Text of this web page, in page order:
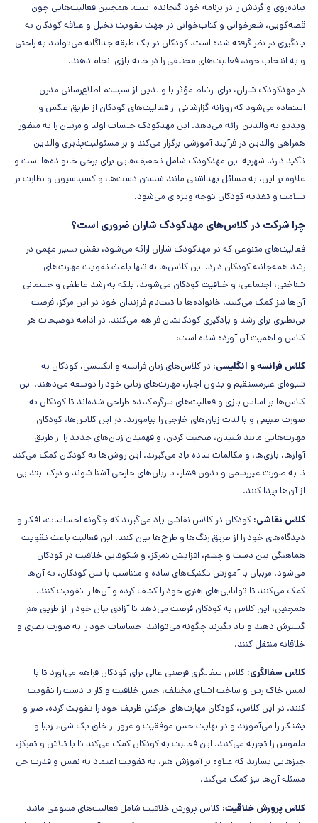
پیاده‌روی و گردش را در برنامه خود گنجانده است. همچنین فعالیت‌هایی چون
قصه‌گویی، شعرخوانی و کتاب‌خوانی در جهت تقویت تخیل و علاقه کودکان به
یادگیری در نظر گرفته شده است. کودکان در یک طبقه جداگانه می‌توانند به راحتی
و به انتخاب خود، فعالیت‌های مختلفی را در خانه بازی انجام دهند.
در مهدکودک شاران، برای ارتباط مؤثر با والدین از سیستم اطلاع‌رسانی مدرن
استفاده می‌شود که روزانه گزارشاتی از فعالیت‌های کودکان از طریق عکس و
ویدیو به والدین ارائه می‌دهد. این مهدکودک جلسات اولیا و مربیان را به منظور
همراهی والدین در فرآیند آموزشی برگزار می‌کند و بر مسئولیت‌پذیری والدین
تأکید دارد. شهریه این مهدکودک شامل تخفیف‌هایی برای برخی خانواده‌ها است و
علاوه بر این، به مسائل بهداشتی مانند شستن دست‌ها، واکسیناسیون و نظارت بر
سلامت و تغذیه کودکان توجه ویژه‌ای می‌شود.
چرا شرکت در کلاس‌های مهدکودک شاران ضروری است؟
فعالیت‌های متنوعی که در مهدکودک شاران ارائه می‌شود، نقش بسیار مهمی در
رشد همه‌جانبه کودکان دارد. این کلاس‌ها نه تنها باعث تقویت مهارت‌های
شناختی، اجتماعی، و خلاقیت کودکان می‌شوند، بلکه به رشد عاطفی و جسمانی
آن‌ها نیز کمک می‌کنند. خانواده‌ها با ثبت‌نام فرزندان خود در این مرکز، فرصت
بی‌نظیری برای رشد و یادگیری کودکانشان فراهم می‌کنند. در ادامه توضیحات هر
کلاس و اهمیت آن آورده شده است:
کلاس فرانسه و انگلیسی: در کلاس‌های زبان فرانسه و انگلیسی، کودکان به
شیوه‌ای غیرمستقیم و بدون اجبار، مهارت‌های زبانی خود را توسعه می‌دهند. این
کلاس‌ها بر اساس بازی و فعالیت‌های سرگرم‌کننده طراحی شده‌اند تا کودکان به
صورت طبیعی و با لذت زبان‌های خارجی را بیاموزند. در این کلاس‌ها، کودکان
مهارت‌هایی مانند شنیدن، صحبت کردن، و فهمیدن زبان‌های جدید را از طریق
آوازها، بازی‌ها، و مکالمات ساده یاد می‌گیرند. این روش‌ها به کودکان کمک می‌کند
تا به صورت غیررسمی و بدون فشار، با زبان‌های خارجی آشنا شوند و درک ابتدایی
از آن‌ها پیدا کنند.
کلاس نقاشی: کودکان در کلاس نقاشی یاد می‌گیرند که چگونه احساسات، افکار و
دیدگاه‌های خود را از طریق رنگ‌ها و طرح‌ها بیان کنند. این فعالیت باعث تقویت
هماهنگی بین دست و چشم، افزایش تمرکز، و شکوفایی خلاقیت در کودکان
می‌شود. مربیان با آموزش تکنیک‌های ساده و متناسب با سن کودکان، به آن‌ها
کمک می‌کنند تا توانایی‌های هنری خود را کشف کرده و آن‌ها را تقویت کنند.
همچنین، این کلاس به کودکان فرصت می‌دهد تا آزادی بیان خود را از طریق هنر
گسترش دهند و یاد بگیرند چگونه می‌توانند احساسات خود را به صورت بصری و
خلاقانه منتقل کنند.
کلاس سفالگری: کلاس سفالگری فرصتی عالی برای کودکان فراهم می‌آورد تا با
لمس خاک رس و ساخت اشیای مختلف، حس خلاقیت و کار با دست را تقویت
کنند. در این کلاس، کودکان مهارت‌های حرکتی ظریف خود را تقویت کرده، صبر و
پشتکار را می‌آموزند و در نهایت حس موفقیت و غرور از خلق یک شیء زیبا و
ملموس را تجربه می‌کنند. این فعالیت به کودکان کمک می‌کند تا با تلاش و تمرکز،
چیزهایی بسازند که علاوه بر آموزش هنر، به تقویت اعتماد به نفس و قدرت حل
مسئله آن‌ها نیز کمک می‌کند.
کلاس پرورش خلاقیت: کلاس پرورش خلاقیت شامل فعالیت‌های متنوعی مانند